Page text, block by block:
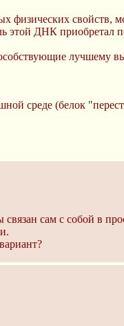
физических свойств,
ДНК приобретал
лучшему
среде (белок
сам с собой в